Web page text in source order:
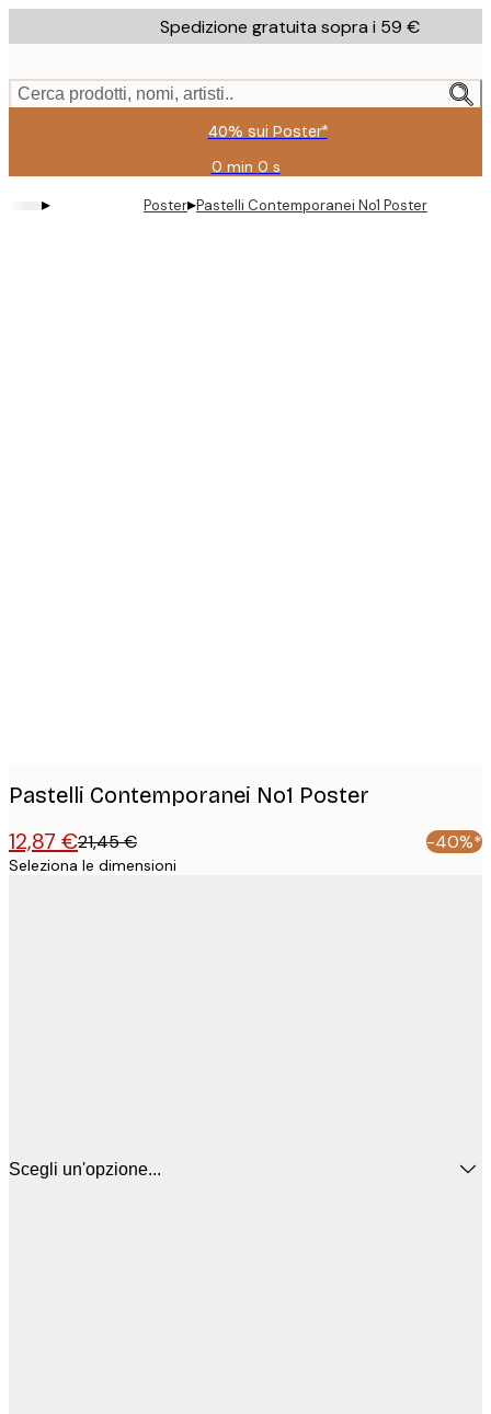
to
content.
Spedizione gratuita sopra i 59 €
Cerca prodotti, nomi, artisti..
40% sui Poster*
0 min 0 s
Valido
fino
a:
▸ Poster▸Pastelli Contemporanei No1 Poster
Pastelli Contemporanei No1 Poster
12,87 €21,45 € -40%*
Seleziona le dimensioni
Scegli un'opzione...